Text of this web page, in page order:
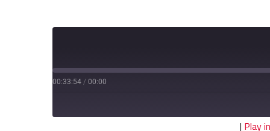
00:00
/
00:33:54
| Play